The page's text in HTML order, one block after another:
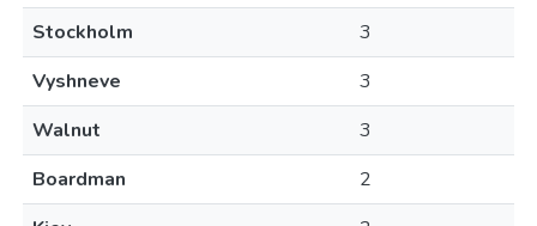
Stockholm
3
Vyshneve
3
Walnut
3
Boardman
2